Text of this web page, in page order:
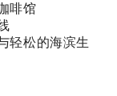
啡馆
轻松的海滨生